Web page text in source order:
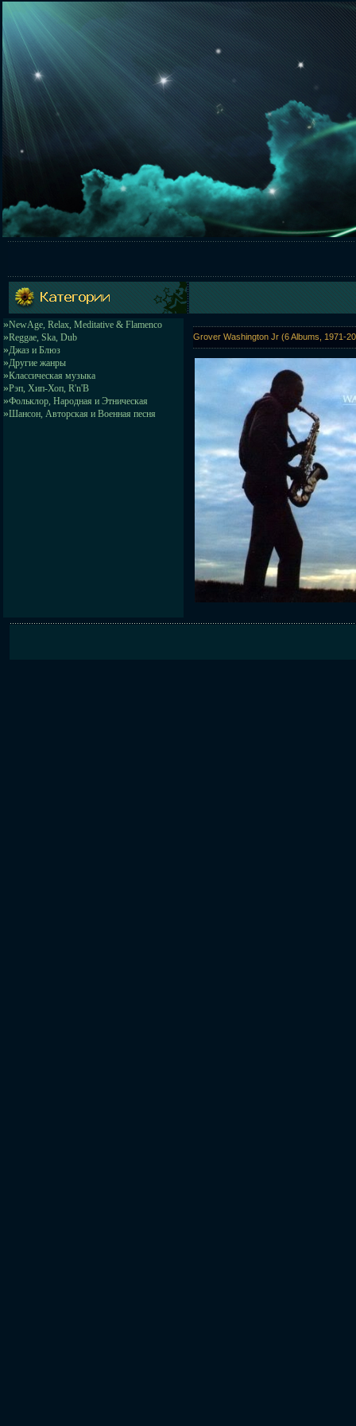
»NewAge, Relax, Meditative & Flamenco
»Reggae, Ska, Dub
»Джаз и Блюз
»Другие жанры
»Классическая музыка
»Рэп, Хип-Хоп, R'n'B
»Фольклор, Народная и Этническая
»Шансон, Авторская и Военная песня
Grover Washington Jr (6 Albums, 1971-